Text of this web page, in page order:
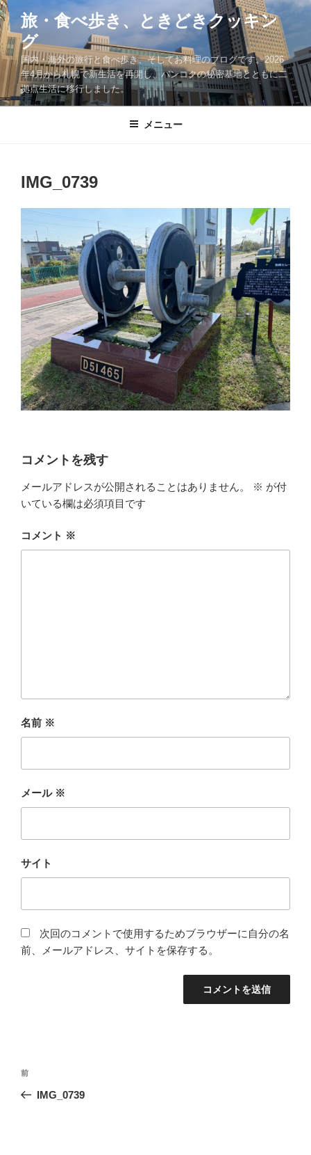
コ
ン
テ
ン
ツ
へ
ス
旅・食べ歩き、ときどきクッキン
グ
国内・海外の旅行と食べ歩き、そしてお料理のブログです。2026
年4月から札幌で新生活を再開し、バンコクの秘密基地とともに二
拠点生活に移行しました。
メニュー
IMG_0739
コメントを残す
メールアドレスが公開されることはありません。 ※ が付
いている欄は必須項目です
コメント ※
名前 ※
メール ※
サイト
次回のコメントで使用するためブラウザーに自分の名
前、メールアドレス、サイトを保存する。
投
ナ
前
の
前
IMG_0739